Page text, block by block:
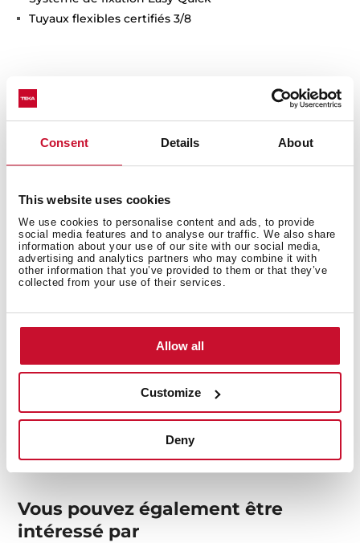
Consent Details About
This website uses cookies
We use cookies to personalise content and ads, to provide
social media features and to analyse our traffic. We also share
information about your use of our site with our social media,
advertising and analytics partners who may combine it with
other information that you’ve provided to them or that they’ve
collected from your use of their services.
Allow all
Customize
Deny
Tuyaux flexibles certifiés 3/8
Mesures intérieures
Mesures générales
Modèle
Vous pouvez également être
intéressé par